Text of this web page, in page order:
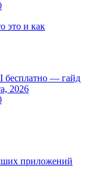
бесплатно — гайд
2026
приложений